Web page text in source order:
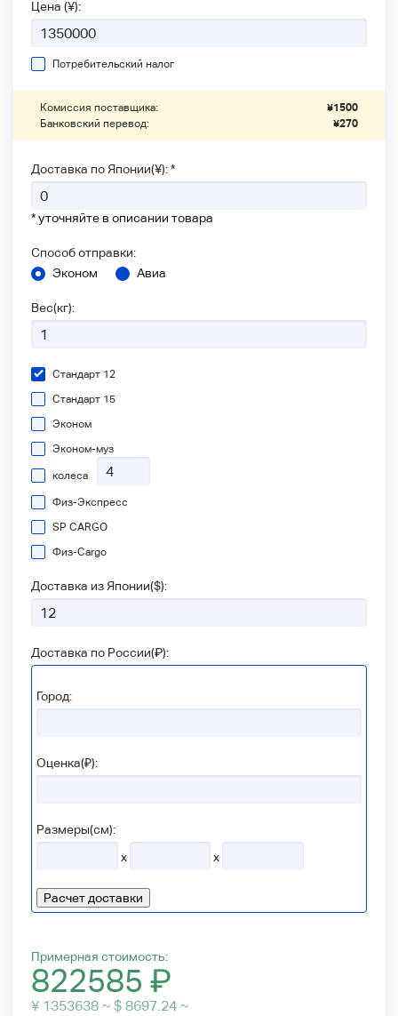
Цена (¥):
Потребительский налог
Комиссия поставщика: ¥1500
Банковский перевод:
¥270
Доставка по Японии(¥): *
* уточняйте в описании товара
Способ отправки:
Эконом
Авиа
Вес(кг):
Стандарт 12
Стандарт 15
Эконом
Эконом-муз
колеса
Физ-Экспресс
SP CARGO
Физ-Сargo
Доставка из Японии($):
Доставка по России(₽):
Город:
Оценка(₽):
Размеры(см):
x
x
Расчет доставки
Примерная стоимость:
822585 ₽
¥ 1353638 ~ $ 8697.24 ~